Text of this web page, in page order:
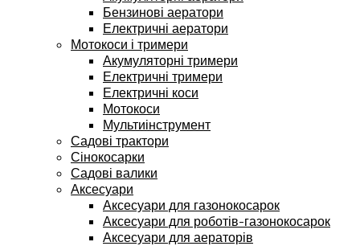
Бензинові аератори
Електричні аератори
Мотокоси і тримери
Акумуляторні тримери
Електричні тримери
Електричні коси
Мотокоси
Мультиінструмент
Садові трактори
Сінокосарки
Садові валики
Аксесуари
Аксесуари для газонокосарок
Аксесуари для роботів-газонокосарок
Аксесуари для аераторів